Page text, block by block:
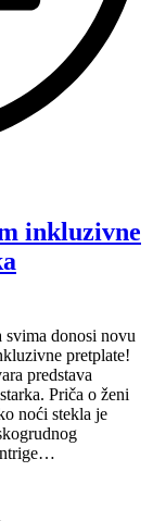
inkluzivne
donosi novu
pretplate!
predstava
Priča o ženi
noći stekla je